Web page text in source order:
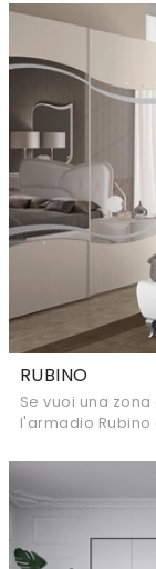
RUBINO
Se vuoi una
l'armadio